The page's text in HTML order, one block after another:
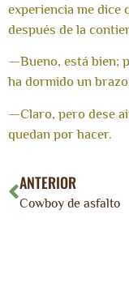
experiencia me dice
después de la
—Bueno, está bien;
ha dormido un
—Claro, pero dese
quedan por hacer.
ANTERIOR
Cowboy de asfalto